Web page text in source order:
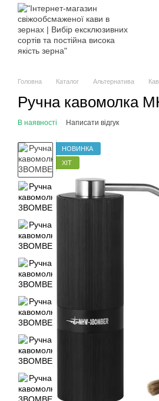
Перейти до основного контенту
Головна Каталог Альтернатива
Ручна кавомолка
В наявності Написати відгук
НОВИНКА
ХІТ